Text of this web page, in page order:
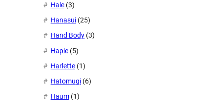
Hale (3)
Hanasui (25)
Hand Body (3)
Haple (5)
Harlette (1)
Hatomugi (6)
Haum (1)